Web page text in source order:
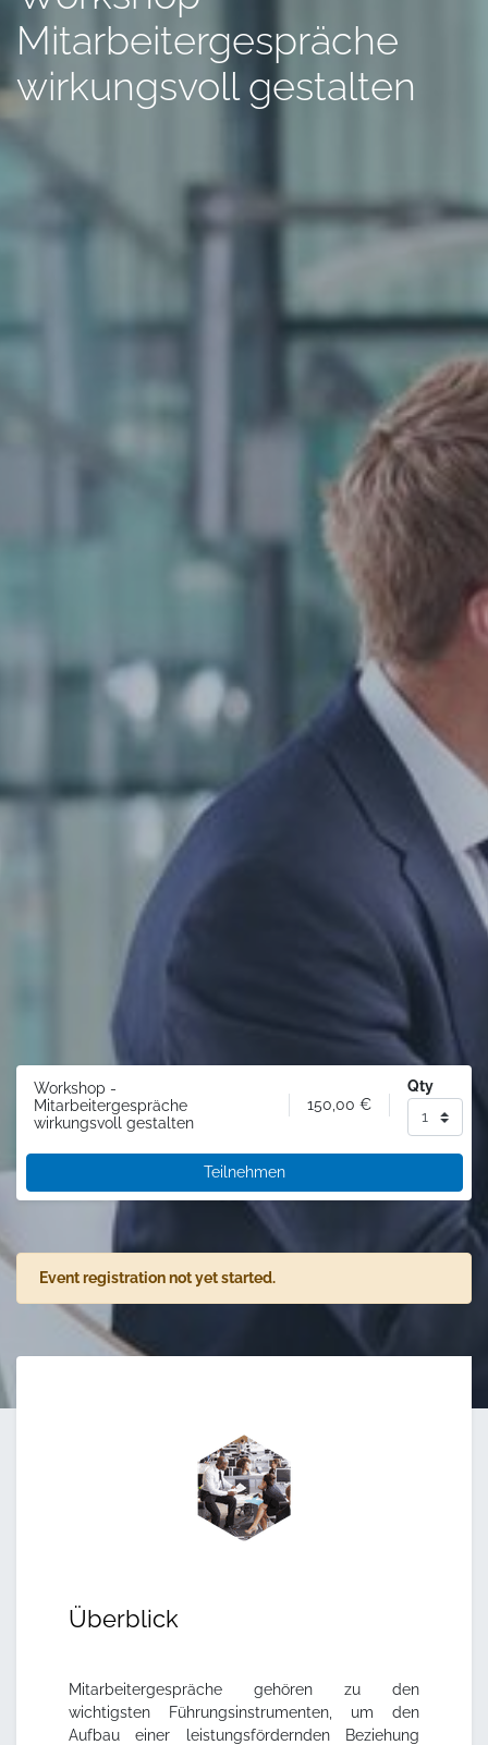
Mitarbeitergespräche
wirkungsvoll gestalten
Workshop -
Mitarbeitergespräche
wirkungsvoll gestalten
150,00 €
Qty
Teilnehmen
Event registration not yet started.
Überblick
Mitarbeitergespräche gehören zu den
wichtigsten Führungsinstrumenten, um den
Aufbau einer leistungsfördernden Beziehung